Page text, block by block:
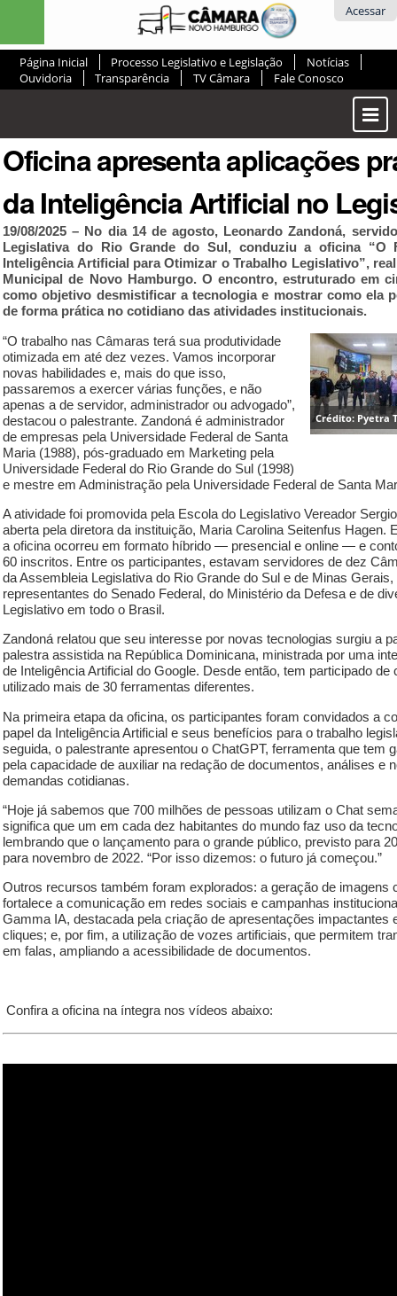
Acessar
Página Inicial Processo Legislativo e Legislação
Notícias
Ouvidoria
Transparência TV Câmara Fale Conosco
ou
Oficina apresenta aplicações
da Inteligência Artificial no
19/08/2025 – No dia 14 de agosto, Leonardo Zandoná,
Legislativa do Rio Grande do Sul, conduziu a oficina “O
Inteligência Artificial para Otimizar o Trabalho Legislativo”,
Municipal de Novo Hamburgo. O encontro, estruturado em
como objetivo desmistificar a tecnologia e mostrar como ela
de forma prática no cotidiano das atividades institucionais.
Crédito: Pyetra
“O trabalho nas Câmaras terá sua produtividade
otimizada em até dez vezes. Vamos incorporar
novas habilidades e, mais do que isso,
passaremos a exercer várias funções, e não
apenas a de servidor, administrador ou advogado”,
destacou o palestrante. Zandoná é administrador
de empresas pela Universidade Federal de Santa
Maria (1988), pós-graduado em Marketing pela
Universidade Federal do Rio Grande do Sul (1998)
e mestre em Administração pela Universidade Federal de Santa
A atividade foi promovida pela Escola do Legislativo Vereador
aberta pela diretora da instituição, Maria Carolina Seitenfus Hagen.
a oficina ocorreu em formato híbrido — presencial e online — e
60 inscritos. Entre os participantes, estavam servidores de dez
da Assembleia Legislativa do Rio Grande do Sul e de Minas Gerais,
representantes do Senado Federal, do Ministério da Defesa e de
Legislativo em todo o Brasil.
Zandoná relatou que seu interesse por novas tecnologias surgiu a
palestra assistida na República Dominicana, ministrada por uma
de Inteligência Artificial do Google. Desde então, tem participado de
utilizado mais de 30 ferramentas diferentes.
Na primeira etapa da oficina, os participantes foram convidados a
papel da Inteligência Artificial e seus benefícios para o trabalho
seguida, o palestrante apresentou o ChatGPT, ferramenta que tem
pela capacidade de auxiliar na redação de documentos, análises e
demandas cotidianas.
“Hoje já sabemos que 700 milhões de pessoas utilizam o Chat
significa que um em cada dez habitantes do mundo faz uso da
lembrando que o lançamento para o grande público, previsto para
para novembro de 2022. “Por isso dizemos: o futuro já começou.”
Outros recursos também foram explorados: a geração de imagens
fortalece a comunicação em redes sociais e campanhas
Gamma IA, destacada pela criação de apresentações impactantes
cliques; e, por fim, a utilização de vozes artificiais, que permitem
em falas, ampliando a acessibilidade de documentos.
Confira a oficina na íntegra nos vídeos abaixo: